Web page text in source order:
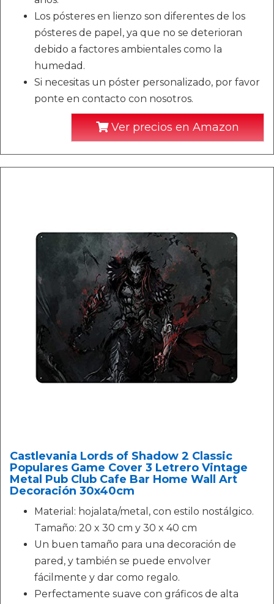
Los pósteres en lienzo son diferentes de los
pósteres de papel, ya que no se deterioran
debido a factores ambientales como la
humedad.
Si necesitas un póster personalizado, por favor
ponte en contacto con nosotros.
Ver precios en Amazon
Castlevania Lords of Shadow 2 Classic
Populares Game Cover 3 Letrero Vintage
Metal Pub Club Cafe Bar Home Wall Art
Decoración 30x40cm
Material: hojalata/metal, con estilo nostálgico.
Tamaño: 20 x 30 cm y 30 x 40 cm
Un buen tamaño para una decoración de
pared, y también se puede envolver
fácilmente y dar como regalo.
Perfectamente suave con gráficos de alta